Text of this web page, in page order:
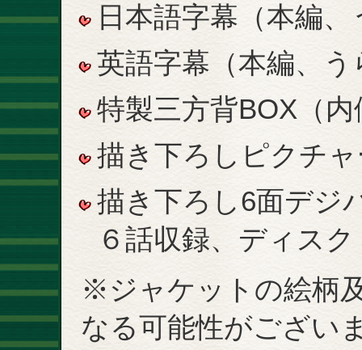
日本語字幕（本編
英語字幕（本編、
特製三方背BOX（
描き下ろしピクチ
描き下ろし6面デジ
６話収録、ディス
※ジャケットの絵柄
なる可能性がござい